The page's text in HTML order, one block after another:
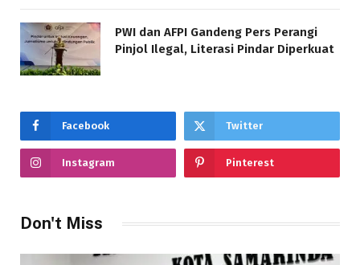
PWI dan AFPI Gandeng Pers Perangi
Pinjol Ilegal, Literasi Pindar Diperkuat
Facebook Twitter
Instagram Pinterest
Don't Miss